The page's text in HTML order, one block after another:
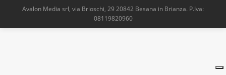
Avalon Media srl, via Brioschi, 29 20842 Besana in Brianza. P.Iva:
08119820960